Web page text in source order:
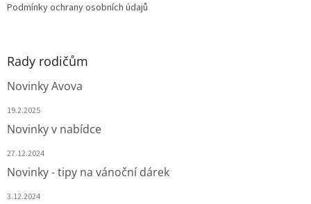
Podmínky ochrany osobních údajů
Rady rodičům
Novinky Avova
19.2.2025
Novinky v nabídce
27.12.2024
Novinky - tipy na vánoční dárek
3.12.2024